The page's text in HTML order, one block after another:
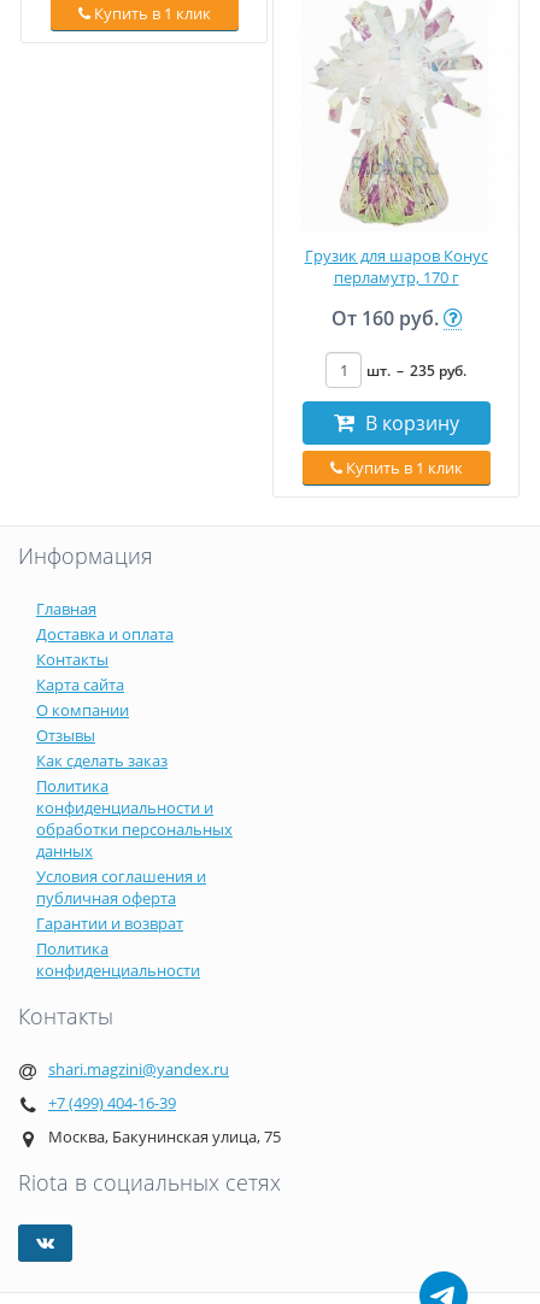
Купить в 1 клик
Грузик для шаров Конус
перламутр, 170 г
От 160 руб.
шт. – 235 руб.
В корзину
Купить в 1 клик
Информация
Главная
Доставка и оплата
Контакты
Карта сайта
О компании
Отзывы
Как сделать заказ
Политика
конфиденциальности и
обработки персональных
данных
Условия соглашения и
публичная оферта
Гарантии и возврат
Политика
конфиденциальности
Контакты
shari.magzini@yandex.ru
+7 (499) 404-16-39
Москва, Бакунинская улица, 75
Riota в социальных сетях